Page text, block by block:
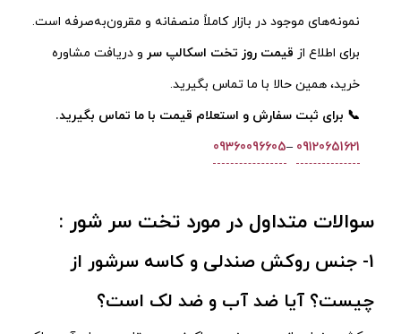
نمونه‌های موجود در بازار کاملاً منصفانه و مقرون‌به‌صرفه است.
برای اطلاع از قیمت روز تخت اسکالپ سر و دریافت مشاوره
خرید، همین حالا با ما تماس بگیرید.
📞 برای ثبت سفارش و استعلام قیمت با ما تماس بگیرید.
09120651621
–
09360096605
سوالات متداول در مورد تخت سر شور :
1- جنس روکش صندلی و کاسه سرشور از
چیست؟ آیا ضد آب و ضد لک است؟